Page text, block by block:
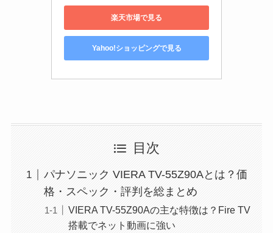
楽天市場で見る
Yahoo!ショッピングで見る
目次
パナソニック VIERA TV-55Z90Aとは？価
格・スペック・評判を総まとめ
VIERA TV-55Z90Aの主な特徴は？Fire TV
搭載でネット動画に強い